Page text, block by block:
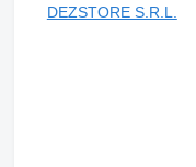
DEZSTORE S.R.L.